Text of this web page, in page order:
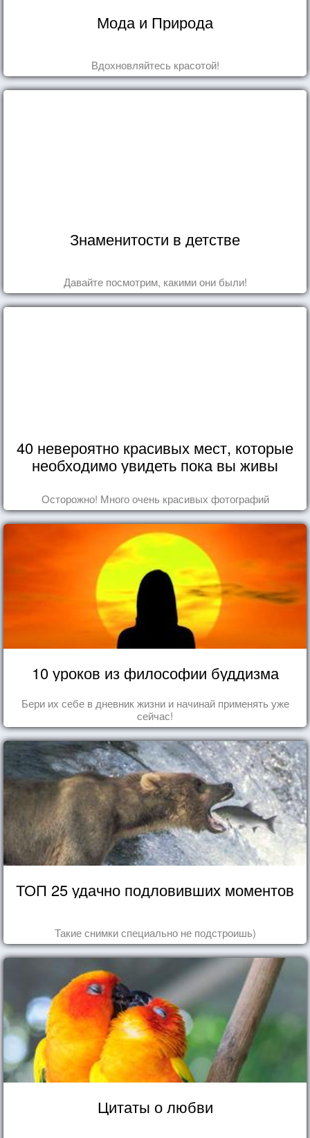
Мода и Природа
Вдохновляйтесь красотой!
Знаменитости в детстве
Давайте посмотрим, какими они были!
40 невероятно красивых мест, которые
необходимо увидеть пока вы живы
Осторожно! Много очень красивых фотографий
10 уроков из философии буддизма
Бери их себе в дневник жизни и начинай применять уже
сейчас!
ТОП 25 удачно подловивших моментов
Такие снимки специально не подстроишь)
Цитаты о любви